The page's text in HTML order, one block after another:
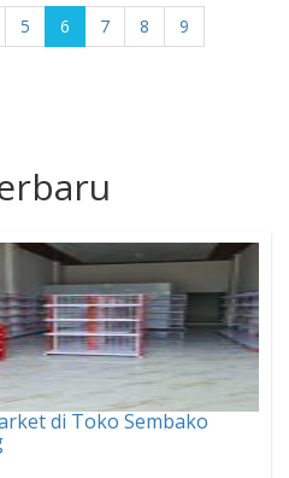
5 6 7 8
9
di Toko Sembako